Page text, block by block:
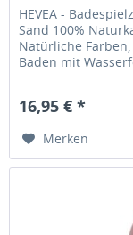
HEVEA -
Sand 100%
Natürliche
Baden mit
16,95 € *
Merken